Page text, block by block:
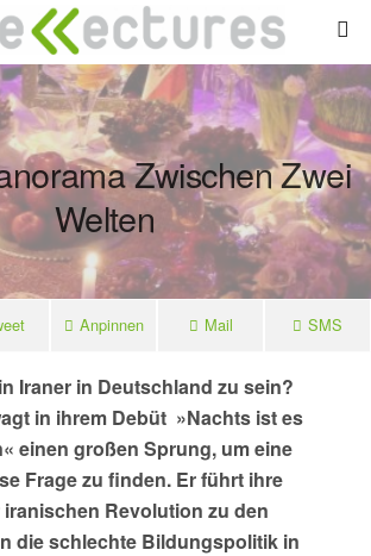
Zwischen Zwei
Welten
Anpinnen Mail SMS
Iraner in Deutschland zu sein?
in ihrem Debüt »Nachts ist es
einen großen Sprung, um eine
Frage zu finden. Er führt ihre
Revolution zu den
die schlechte Bildungspolitik in